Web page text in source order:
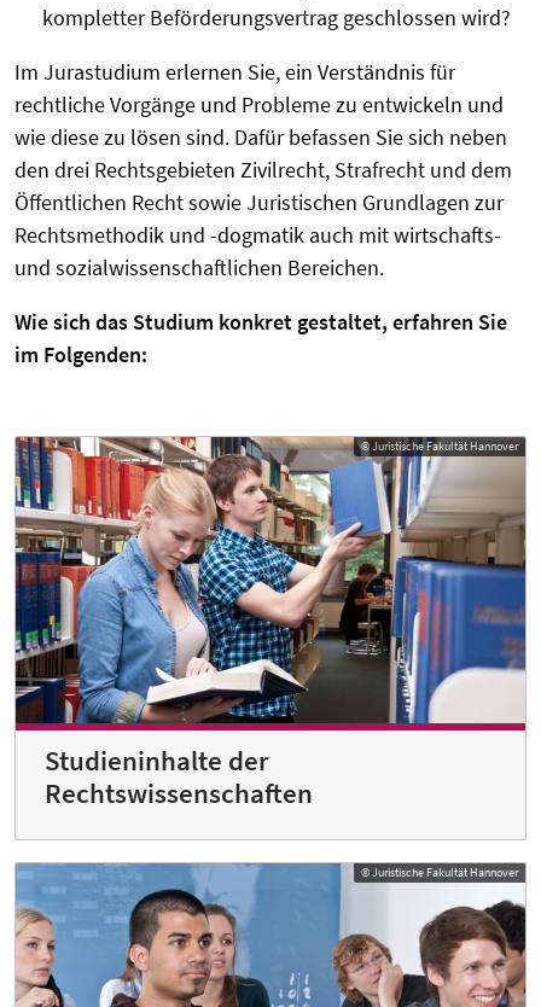
kompletter Beförderungsvertrag geschlossen wird?
Im Jurastudium erlernen Sie, ein Verständnis für
rechtliche Vorgänge und Probleme zu entwickeln und
wie diese zu lösen sind. Dafür befassen Sie sich neben
den drei Rechtsgebieten Zivilrecht, Strafrecht und dem
Öffentlichen Recht sowie Juristischen Grundlagen zur
Rechtsmethodik und -dogmatik auch mit wirtschafts-
und sozialwissenschaftlichen Bereichen.
Wie sich das Studium konkret gestaltet, erfahren Sie
im Folgenden:
© Juristische Fakultät Hannover
Studieninhalte der
Rechtswissenschaften
© Juristische Fakultät Hannover